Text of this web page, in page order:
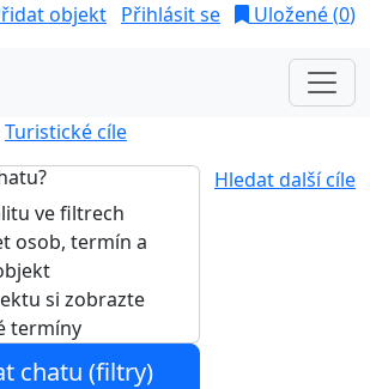
objekt Přihlásit se Uložené (0)
Turistické cíle
Hledat další cíle
ve filtrech
osob, termín a
si zobrazte
termíny
chatu (filtry)